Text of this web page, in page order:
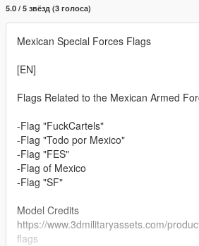
5.0 / 5 звёзд (3 голоса)
Mexican Special Forces Flags
[EN]
Flags Related to the Mexican Armed
-Flag "FuckCartels"
-Flag "Todo por Mexico"
-Flag "FES"
-Flag of Mexico
-Flag "SF"
Model Credits
https://www.3dmilitaryassets.com/
flags